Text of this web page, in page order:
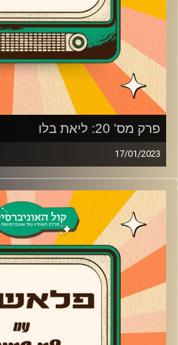
פרק מס' 20: ליאת בלו
17/01/2023
צח שמעון מארח ליאת בלו!
השחקנית והדוגמנית ליאת בלו
ומספרת על ההצלחה המטורפת של
כיסא שאחריו קיבלה את התפקיד
הדוגמניות שלא ציפתה להגיע עד
בנוסף, ליאת שיתפה על הקשיים
החדש להיות- רופאה!